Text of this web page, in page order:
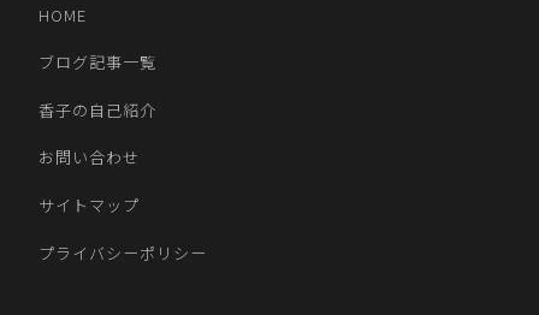
HOME
ブログ記事一覧
香子の自己紹介
お問い合わせ
サイトマップ
プライバシーポリシー